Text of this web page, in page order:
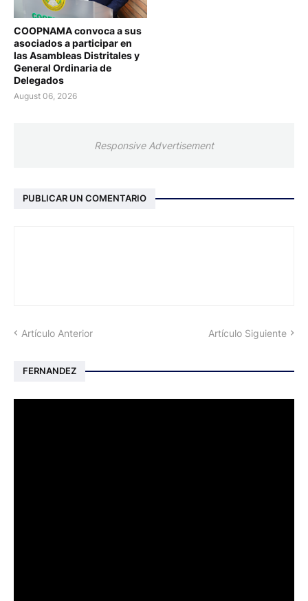
COOPNAMA convoca a sus
asociados a participar en
las Asambleas Distritales y
General Ordinaria de
Delegados
August 06, 2026
Responsive Advertisement
PUBLICAR UN COMENTARIO
Artículo Anterior Artículo Siguiente
FERNANDEZ